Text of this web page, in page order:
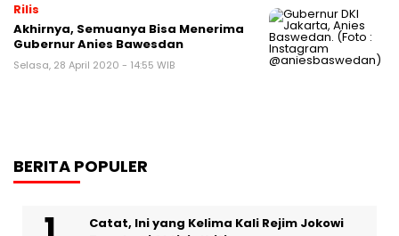
Rilis
Akhirnya, Semuanya Bisa Menerima
Gubernur Anies Bawesdan
Selasa, 28 April 2020 - 14:55 WIB
BERITA POPULER
Catat, Ini yang Kelima Kali Rejim Jokowi